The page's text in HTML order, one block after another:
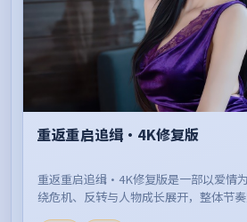
重返重启追缉·4K修复版
重返重启追缉·4K修复版是一部以爱情
绕危机、反转与人物成长展开，整体节奏